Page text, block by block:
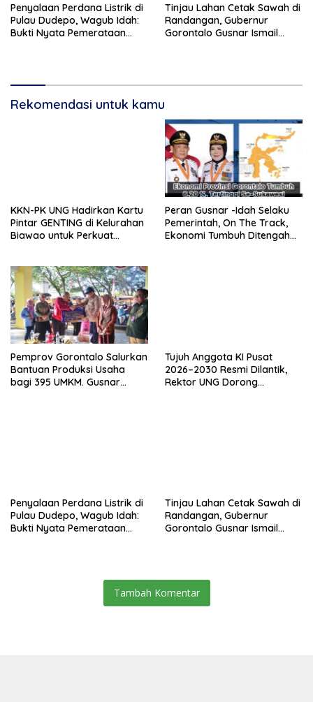
Penyalaan Perdana Listrik di
Pulau Dudepo, Wagub Idah:
Bukti Nyata Pemerataan
Tinjau Lahan Cetak Sawah di
Randangan, Gubernur
Gorontalo Gusnar Ismail
Rekomendasi untuk kamu
KKN-PK UNG Hadirkan Kartu
Pintar GENTING di Kelurahan
Biawao untuk Perkuat
Peran Gusnar -Idah Selaku
Pemerintah, On The Track,
Ekonomi Tumbuh Ditengah
Pemprov Gorontalo Salurkan
Bantuan Produksi Usaha
bagi 395 UMKM. Gusnar
Tujuh Anggota KI Pusat
2026–2030 Resmi Dilantik,
Rektor UNG Dorong
Penyalaan Perdana Listrik di
Pulau Dudepo, Wagub Idah:
Bukti Nyata Pemerataan
Tinjau Lahan Cetak Sawah di
Randangan, Gubernur
Gorontalo Gusnar Ismail
Tambah Komentar